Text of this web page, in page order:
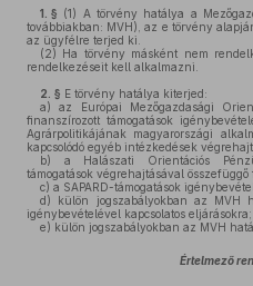
1. § (1) A törvény hatálya a
továbbiakban: MVH), az e törvény
az ügyfélre terjed ki.
(2) Ha törvény másként nem
rendelkezéseit kell alkalmazni.
2. § E törvény hatálya kiterjed:
a) az Európai Mezőgazdasági
finanszírozott támogatások
Agrárpolitikájának magyarországi
kapcsolódó egyéb intézkedések
b) a Halászati Orientációs
támogatások végrehajtásával összefüggő
c) a SAPARD-támogatások
d) külön jogszabályokban az MVH
igénybevételével kapcsolatos eljárásokra;
e) külön jogszabályokban az MVH
Értelmező